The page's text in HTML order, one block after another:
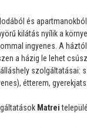
és
kilátás nyílik a
ingyenes. A
a házig le lehet
szolgáltatásai:
étterem,
Matrei